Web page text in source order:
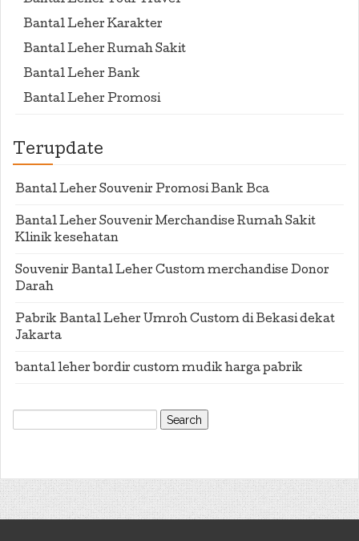
Bantal Leher Karakter
Bantal Leher Rumah Sakit
Bantal Leher Bank
Bantal Leher Promosi
Terupdate
Bantal Leher Souvenir Promosi Bank Bca
Bantal Leher Souvenir Merchandise Rumah Sakit
Klinik kesehatan
Souvenir Bantal Leher Custom merchandise Donor
Darah
Pabrik Bantal Leher Umroh Custom di Bekasi dekat
Jakarta
bantal leher bordir custom mudik harga pabrik
Search
for: